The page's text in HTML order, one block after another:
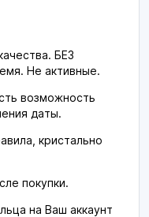
БЕЗ
Не активные.
возможность
даты.
кристально
покупки.
на Ваш аккаунт